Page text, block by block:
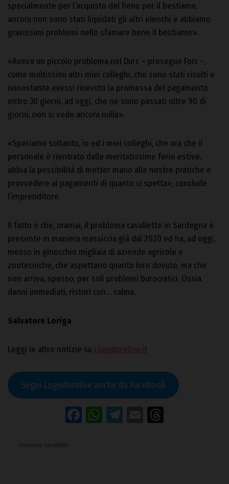
specialmente per l’acquisto del fieno per il bestiame,
ancora non sono stati liquidati gli altri elenchi e abbiamo
gravissimi problemi nello sfamare bene il bestiame».
«Avevo un piccolo problema nel Durc – prosegue Fois –,
come moltissimi altri miei colleghi, che sono stati risolti e
nonostante avessi ricevuto la promessa del pagamento
entro 30 giorni, ad oggi, che ne sono passati oltre 90 di
giorni, non si vede ancora nulla».
«Speriamo soltanto, io ed i miei colleghi, che ora che il
personale è rientrato dalle meritatissime ferie estive,
abbia la possibilità di metter mano alle nostre pratiche e
provvedere ai pagamenti di quanto ci spetta», conclude
l’imprenditore.
Il fatto è che, oramai, il problema cavallette in Sardegna è
presente in maniera massiccia già dal 2020 ed ha, ad oggi,
messo in ginocchio migliaia di aziende agricole e
zootecniche, che aspettano quanto loro dovuto, ma che
non arriva, spesso, per soli problemi burocratici. Ossia
danni immediati, ristori con… calma.
Salvatore Loriga
Leggi le altre notizie su Logudorolive.it
Segui Logudorolive anche da Facebook
Facebook
WhatsApp
Telegram
Email
Invasione cavallette